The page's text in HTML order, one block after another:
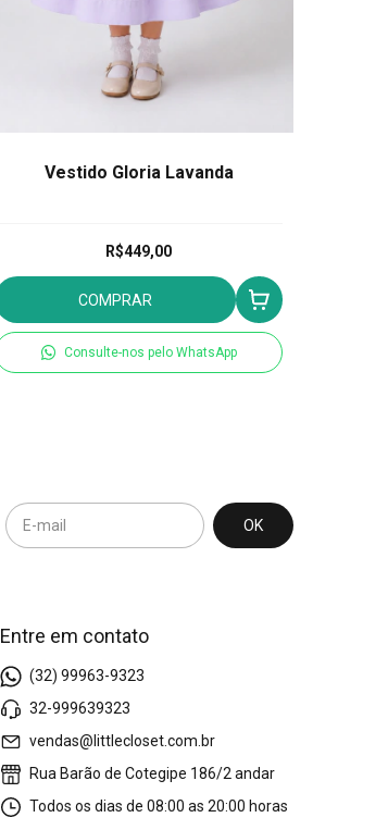
Vestido Gloria Lavanda
R$449,00
COMPRAR
Consulte-nos pelo WhatsApp
Entre em contato
(32) 99963-9323
32-999639323
vendas@littlecloset.com.br
Rua Barão de Cotegipe 186/2 andar
Todos os dias de 08:00 as 20:00 horas